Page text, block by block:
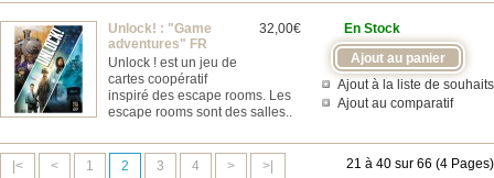
En Stock
Ajout à la liste de souhaits
Ajout au comparatif
32,00€
Unlock! : "Game
adventures" FR
Unlock ! est un jeu de
cartes coopératif
inspiré des escape rooms. Les
escape rooms sont des salles..
|< < 1 2 3 4 > >| 21 à 40 sur 66 (4 Pages)